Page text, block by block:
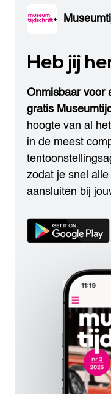
Heb jij
Onmisbaar voor
gratis
hoogte van al
in de meest
zodat je snel
aansluiten bij